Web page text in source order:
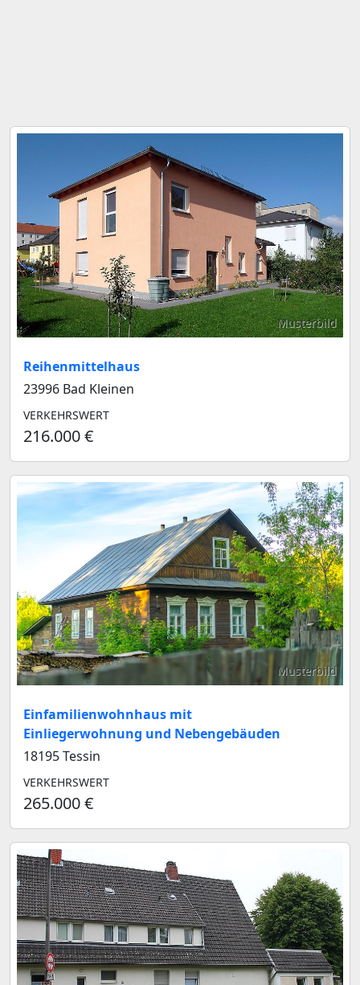
Musterbild
Reihenmittelhaus
23996 Bad Kleinen
VERKEHRSWERT
216.000 €
Musterbild
Einfamilienwohnhaus mit
Einliegerwohnung und Nebengebäuden
18195 Tessin
VERKEHRSWERT
265.000 €